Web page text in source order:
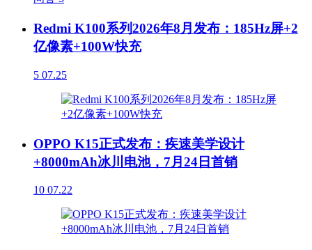
Redmi K100系列2026年8月发布：185Hz屏+2
亿像素+100W快充
5 07.25
OPPO K15正式发布：疾速美学设计
+8000mAh冰川电池，7月24日首销
10 07.22